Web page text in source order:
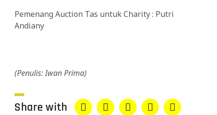
Pemenang Auction Tas untuk Charity : Putri
Andiany
(Penulis: Iwan Prima)
Share with